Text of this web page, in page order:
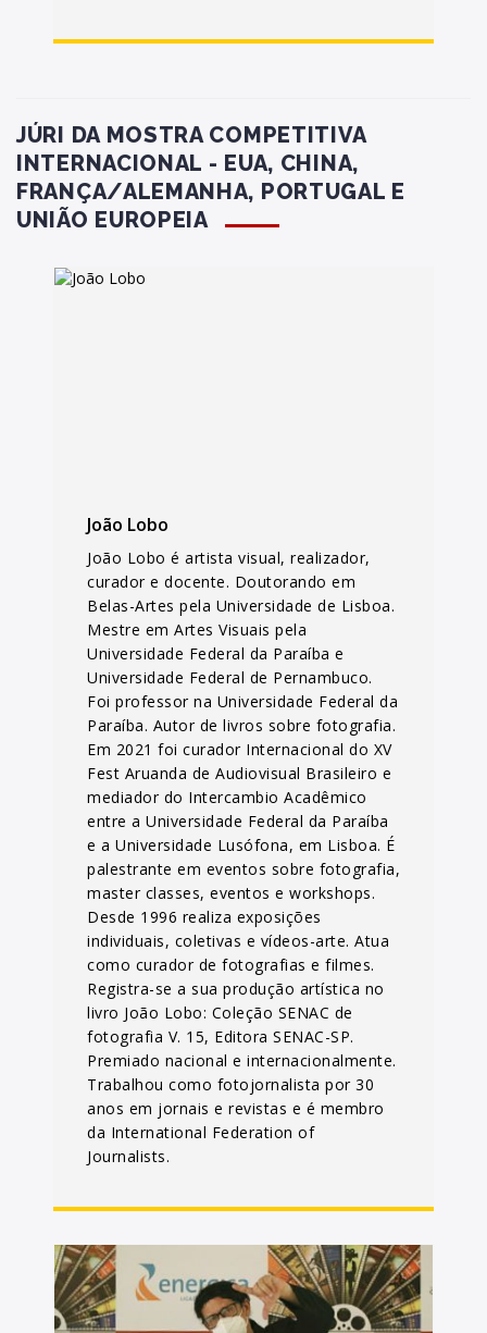
JÚRI DA MOSTRA COMPETITIVA
INTERNACIONAL - EUA, CHINA,
FRANÇA/ALEMANHA, PORTUGAL E
UNIÃO EUROPEIA
João Lobo
João Lobo é artista visual, realizador,
curador e docente. Doutorando em
Belas-Artes pela Universidade de Lisboa.
Mestre em Artes Visuais pela
Universidade Federal da Paraíba e
Universidade Federal de Pernambuco.
Foi professor na Universidade Federal da
Paraíba. Autor de livros sobre fotografia.
Em 2021 foi curador Internacional do XV
Fest Aruanda de Audiovisual Brasileiro e
mediador do Intercambio Acadêmico
entre a Universidade Federal da Paraíba
e a Universidade Lusófona, em Lisboa. É
palestrante em eventos sobre fotografia,
master classes, eventos e workshops.
Desde 1996 realiza exposições
individuais, coletivas e vídeos-arte. Atua
como curador de fotografias e filmes.
Registra-se a sua produção artística no
livro João Lobo: Coleção SENAC de
fotografia V. 15, Editora SENAC-SP.
Premiado nacional e internacionalmente.
Trabalhou como fotojornalista por 30
anos em jornais e revistas e é membro
da International Federation of
Journalists.